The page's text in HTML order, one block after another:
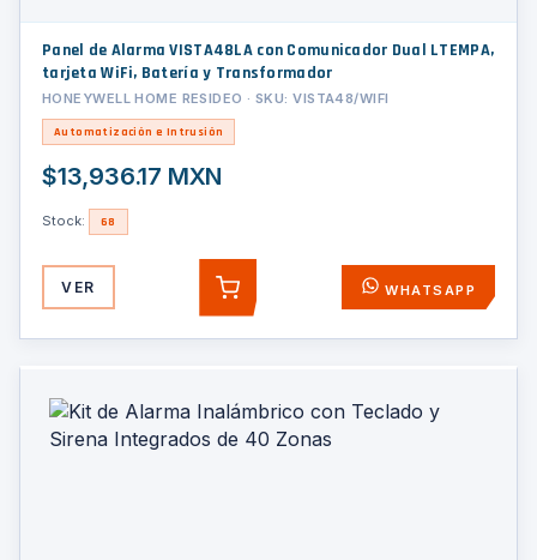
Panel de Alarma VISTA48LA con Comunicador Dual LTEMPA,
tarjeta WiFi, Batería y Transformador
HONEYWELL HOME RESIDEO · SKU: VISTA48/WIFI
Automatización e Intrusión
$13,936.17 MXN
Stock: 68
VER AGREGAR WHATSAPP